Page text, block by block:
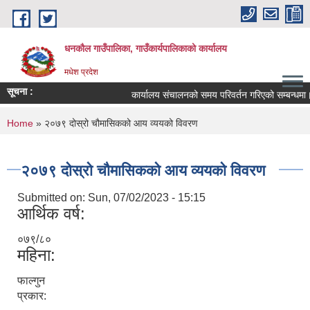
Skip to main content
धनकौल गाउँपालिका, गाउँकार्यपालिकाको कार्यालय
मधेश प्रदेश
सूचना : कार्यालय संचालनको समय परिवर्तन गरिएको सम्बन्धमा।
You are here
Home » २०७९ दोस्रो चौमासिकको आय व्ययको विवरण
२०७९ दोस्रो चौमासिकको आय व्ययको विवरण
Submitted on: Sun, 07/02/2023 - 15:15
आर्थिक वर्ष:
०७९/८०
महिना:
फाल्गुन
प्रकार: